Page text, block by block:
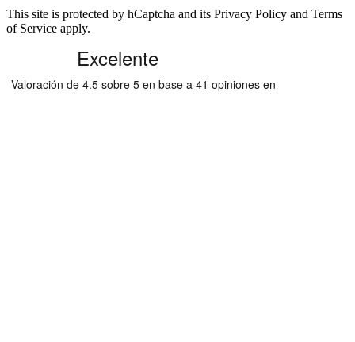
This site is protected by hCaptcha and its Privacy Policy and Terms
of Service apply.